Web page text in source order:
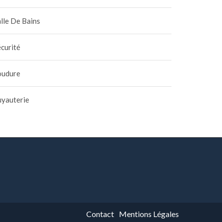
De Bains
Contact Mentions Légales